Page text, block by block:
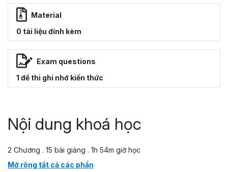
Material
0 tài liệu đính kèm
Exam questions
1 đề thi ghi nhớ kiến thức
Nội dung khoá học
2 Chương . 15 bài giảng . 1h 54m giờ học
Mở rộng tất cả các phần